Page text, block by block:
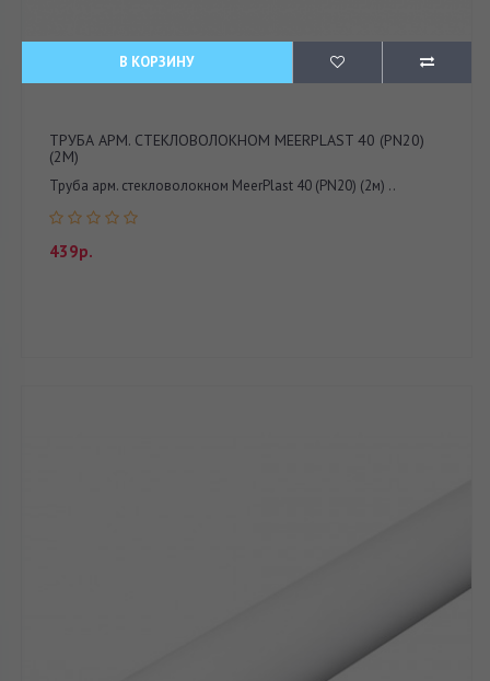
В КОРЗИНУ
ТРУБА АРМ. СТЕКЛОВОЛОКНОМ MEERPLAST 40 (PN20)
(2М)
Труба арм. стекловолокном MeerPlast 40 (PN20) (2м) ..
439р.